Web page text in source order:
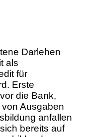
Darlehen
als
für
Erste
die Bank,
Ausgaben
anfallen
bereits auf